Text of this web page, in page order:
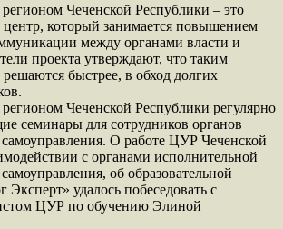
Чеченской Республики – это
который занимается повышением
между органами власти и
проекта утверждают, что таким
быстрее, в обход долгих
Чеченской Республики регулярно
семинары для сотрудников органов
О работе ЦУР Чеченской
с органами исполнительной
об образовательной
Эксперт» удалось побеседовать с
ЦУР по обучению Элиной